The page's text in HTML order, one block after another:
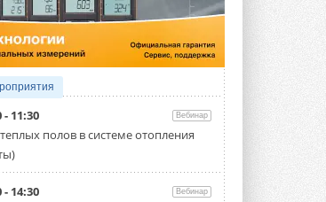
Тепловые насосы в связке с
солнечной генерацией и
накопителем снижают
потребление на 60%
Исследователи из Италии установили ...
4 АВГУСТА 2026
«РУСКЛИМАТ Fest 2026» в Уфе
климатической отрасли
Организатором выступил торгово-
производственный холдинг ...
- 11:30 Вебинар
полов в системе отопления
- 14:30 Вебинар